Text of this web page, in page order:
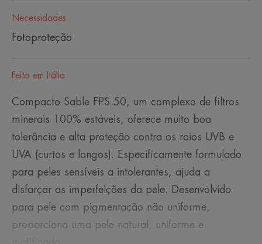
Necessidades
Fotoproteção
Feito em Itália
Compacto Sable FPS 50, um complexo de filtros
minerais 100% estáveis, oferece muito boa
tolerância e alta proteção contra os raios UVB e
UVA (curtos e longos). Especificamente formulado
para peles sensíveis a intolerantes, ajuda a
disfarçar as imperfeições da pele. Desenvolvido
para pele com pigmentação não uniforme,
proporciona uma pele natural, uniforme e